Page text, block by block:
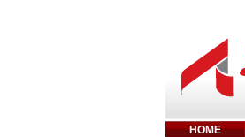
HOME